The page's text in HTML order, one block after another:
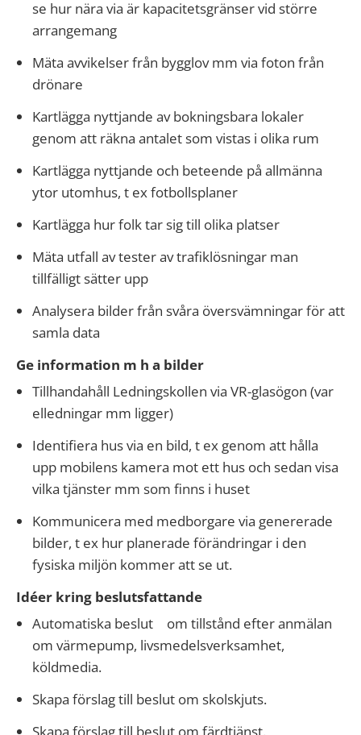
se hur nära via är kapacitetsgränser vid större
arrangemang
Mäta avvikelser från bygglov mm via foton från
drönare
Kartlägga nyttjande av bokningsbara lokaler
genom att räkna antalet som vistas i olika rum
Kartlägga nyttjande och beteende på allmänna
ytor utomhus, t ex fotbollsplaner
Kartlägga hur folk tar sig till olika platser
Mäta utfall av tester av trafiklösningar man
tillfälligt sätter upp
Analysera bilder från svåra översvämningar för att
samla data
Ge information m h a bilder
Tillhandahåll Ledningskollen via VR-glasögon (var
elledningar mm ligger)
Identifiera hus via en bild, t ex genom att hålla
upp mobilens kamera mot ett hus och sedan visa
vilka tjänster mm som finns i huset
Kommunicera med medborgare via genererade
bilder, t ex hur planerade förändringar i den
fysiska miljön kommer att se ut.
Idéer kring beslutsfattande
Automatiska beslut om tillstånd efter anmälan
om värmepump, livsmedelsverksamhet,
köldmedia.
Skapa förslag till beslut om skolskjuts.